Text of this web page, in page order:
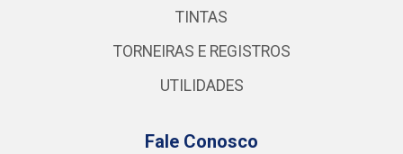
TINTAS
TORNEIRAS E REGISTROS
UTILIDADES
Fale Conosco